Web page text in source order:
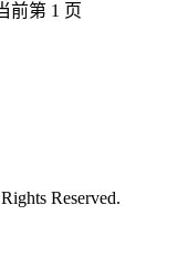
前第 1 页
Reserved.